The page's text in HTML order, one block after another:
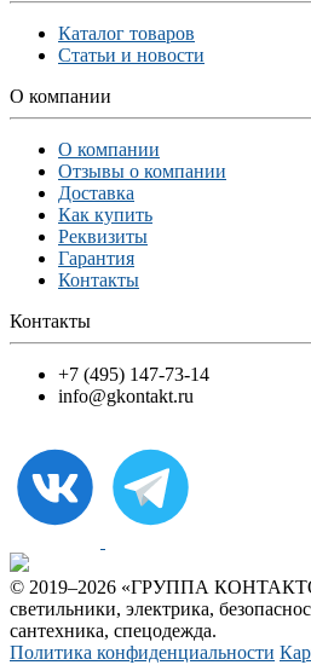
Каталог товаров
Статьи и новости
О компании
О компании
Отзывы о компании
Доставка
Как купить
Реквизиты
Гарантия
Контакты
Контакты
+7 (495) 147-73-14
info@gkontakt.ru
© 2019–2026 «ГРУППА
светильники, электрика,
сантехника, спецодежда.
Политика конфиденциальности